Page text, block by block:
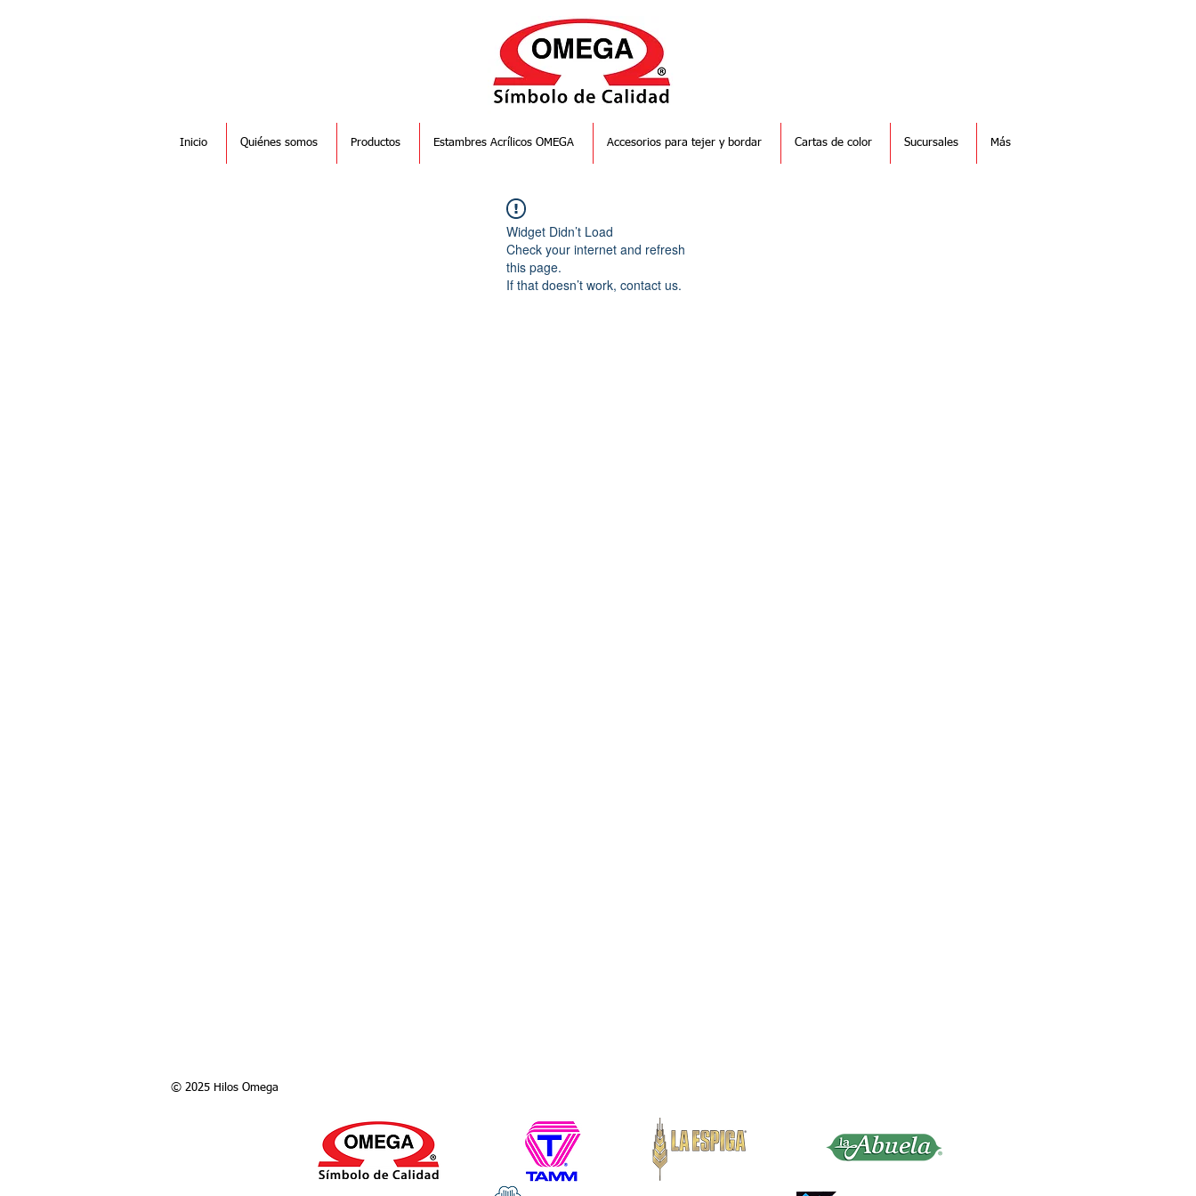
Inicio Quiénes somos Productos Estambres Acrílicos OMEGA Accesorios para tejer y bordar Cartas de color Sucursales Más
Widget Didn’t Load
Check your internet and refresh
this page.
If that doesn’t work, contact us.
© 2025 Hilos Omega